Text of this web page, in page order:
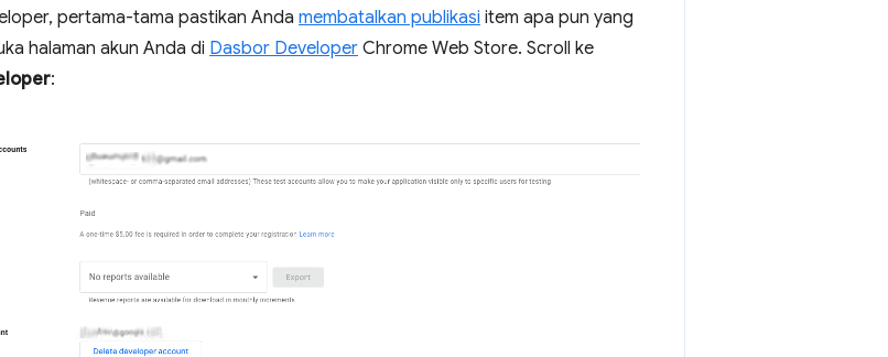
pertama-tama pastikan Anda membatalkan publikasi item apa pun yang
halaman akun Anda di Dasbor Developer Chrome Web Store. Scroll ke
: